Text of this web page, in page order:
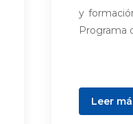
y
Programa
Leer